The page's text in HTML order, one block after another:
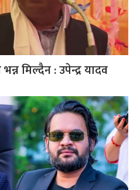
मिल्दैन : उपेन्द्र यादव